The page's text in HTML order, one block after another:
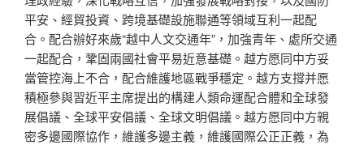
平安、經貿投資、跨境基礎設施聯通等領域互利一起配
合。配合辦好來歲“越中人文交通年”，加強青年、處所交通
一起配合，鞏固兩國社會平易近意基礎。越方愿同中方妥
當管控海上不合，配合維護地區戰爭穩定。越方支撐并愿
積極參與習近平主席提出的構建人類命運配合體和全球發
展倡議、全球平安倡議、全球文明倡議。越方愿同中方親
密多邊國際協作，維護多邊主義，維護國際公正正義，為